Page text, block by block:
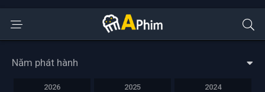
Năm phát hành
2026 2025 2024